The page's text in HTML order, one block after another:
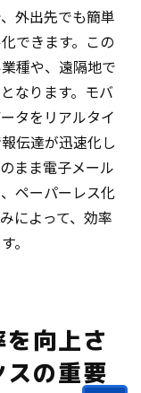
外出先でも簡単
できます。この
種や、遠隔地で
なります。モバ
タをリアルタイ
伝達が迅速化し
まま電子メール
ペーパーレス化
によって、効率
。
向上さ
の重要